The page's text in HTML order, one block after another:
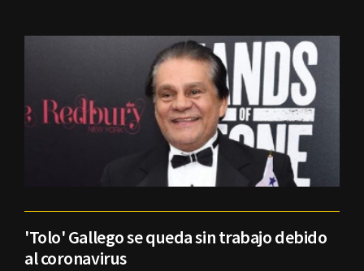
'Tolo' Gallego se queda sin trabajo debido
al coronavirus